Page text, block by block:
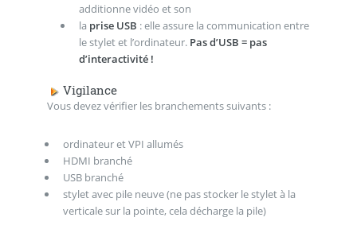
additionne vidéo et son
la prise USB : elle assure la communication entre
le stylet et l’ordinateur. Pas d’USB = pas
d’interactivité !
Vigilance
Vous devez vérifier les branchements suivants :
ordinateur et VPI allumés
HDMI branché
USB branché
stylet avec pile neuve (ne pas stocker le stylet à la
verticale sur la pointe, cela décharge la pile)